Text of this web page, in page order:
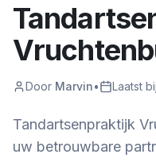
Door Marvin• Laatst
Tandartsenpraktijk
uw betrouwbare